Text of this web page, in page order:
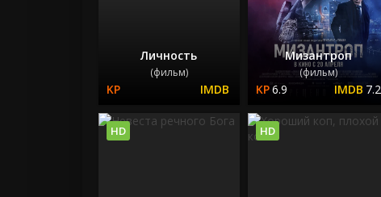
Личность
(фильм)
Мизантроп
(фильм)
6.9 7.2
HD HD